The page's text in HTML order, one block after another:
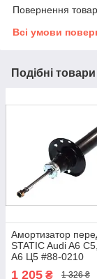
Повернення
Всі умови
Подібні
Амортизатор
STATIC Audi A6
А6 Ц5 #88-0210
1 205 ₴ 1 326 ₴